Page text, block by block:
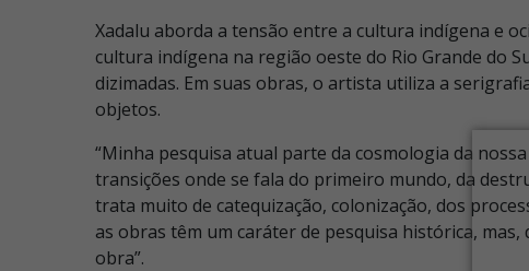
Xadalu aborda a tensão entre a cultura indígena e
cultura indígena na região oeste do Rio Grande do
dizimadas. Em suas obras, o artista utiliza a
objetos.
“Minha pesquisa atual parte da cosmologia da
transições onde se fala do primeiro mundo, da
trata muito de catequização, colonização, dos
as obras têm um caráter de pesquisa histórica,
obra”.